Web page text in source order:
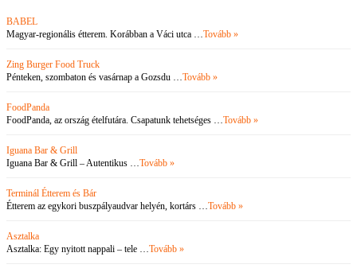
BABEL
Magyar-regionális étterem. Korábban a Váci utca …Tovább »
Zing Burger Food Truck
Pénteken, szombaton és vasárnap a Gozsdu …Tovább »
FoodPanda
FoodPanda, az ország ételfutára. Csapatunk tehetséges …Tovább »
Iguana Bar & Grill
Iguana Bar & Grill – Autentikus …Tovább »
Terminál Étterem és Bár
Étterem az egykori buszpályaudvar helyén, kortárs …Tovább »
Asztalka
Asztalka: Egy nyitott nappali – tele …Tovább »